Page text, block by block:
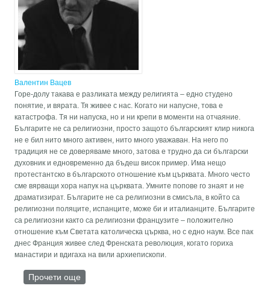
Валентин Вацев
Горе-долу такава е разликата между религията – едно студено
понятие, и вярата. Тя живее с нас. Когато ни напусне, това е
катастрофа. Tя ни напуска, но и ни крепи в моменти на отчаяние.
Българите не са религиозни, просто защото българският клир никога
не е бил нито много активен, нито много уважаван. На него по
традиция не се доверяваме много, затова е трудно да си български
духовник и едновременно да бъдеш висок пример. Има нещо
протестантско в българското отношение към църквата. Много често
сме вярващи хора напук на църквата. Умните попове го знаят и не
драматизират. Българите не са религиозни в смисъла, в който са
религиозни поляците, испанците, може би и италианците. Българите
са религиозни както са религиозни французите – положително
отношение към Светата католическа църква, но с едно наум. Все пак
днес Франция живее след Френската революция, когато гориха
манастири и вдигаха на вили архиепископи.
Прочети още